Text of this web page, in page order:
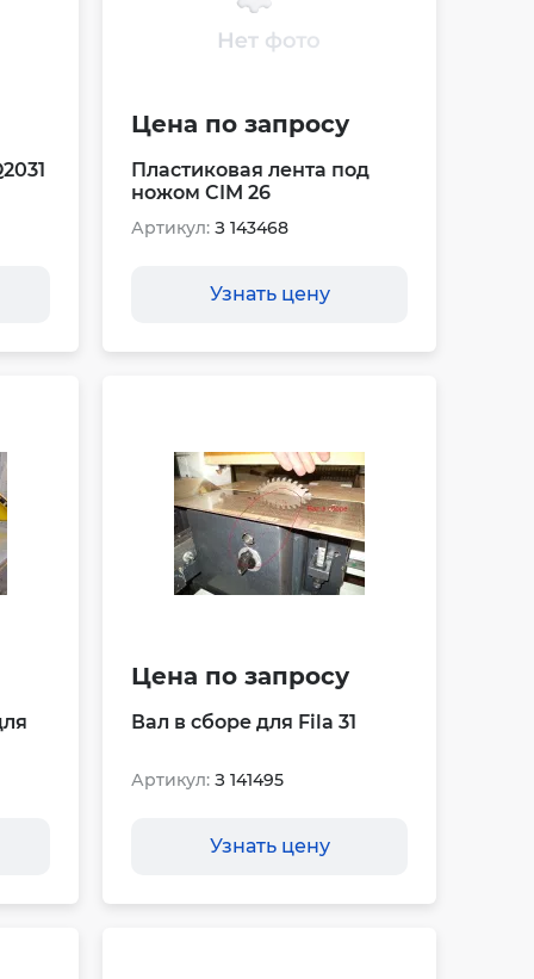
Цена по запросу
Пластиковая лента под
ножом CIM 26
Артикул: З 143468
Узнать цену
Цена по запросу
Вал в сборе для Fila 31
Артикул: З 141495
Узнать цену